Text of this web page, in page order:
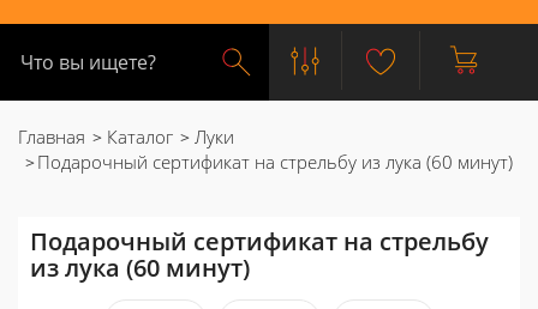
Главная Каталог
Луки
Подарочный сертификат на стрельбу из лука (60 минут)
Подарочный сертификат на стрельбу
из лука (60 минут)